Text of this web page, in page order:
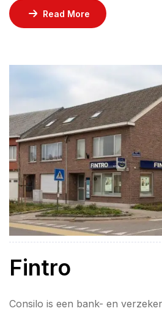
gegarandeerd; tijdens én na de
Read More
Fintro
Consilo is een bank- en